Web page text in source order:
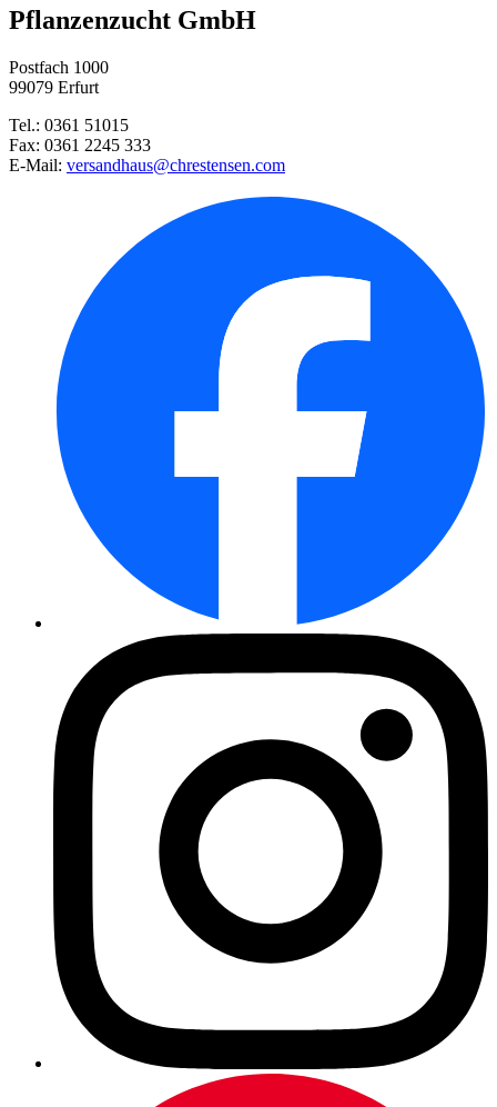
Rittersporn Galahad
Blutblume
Japan-Herbstanemone Honorine J ...
Flammenblume Orange
Spanisches Gänseblümchen
Pflanzenzucht GmbH
Postfach 1000
99079 Erfurt
Tel.: 0361 51015
Fax: 0361 2245 333
E-Mail: versandhaus@chrestensen.com